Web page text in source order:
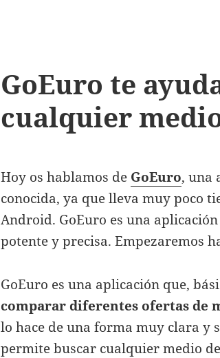
GoEuro te
cualquier
Hoy os hablamos de GoEuro, una
conocida, ya que lleva muy poco
Android. GoEuro es una
potente y precisa. Empezaremos
GoEuro es una aplicación que,
comparar diferentes ofertas de
lo hace de una forma muy clara y
permite buscar cualquier medio